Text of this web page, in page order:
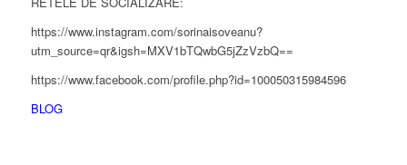
https://www.instagram.com/sorinaisoveanu?
utm_source=qr&igsh=MXV1bTQwbG5jZzVzbQ==
https://www.facebook.com/profile.php?id=100050315984596
BLOG